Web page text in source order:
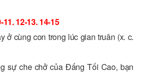
12-13. 14-15
ở cùng con trong lúc gian truân (x. c.
sự che chở của Ðấng Tối Cao, bạn